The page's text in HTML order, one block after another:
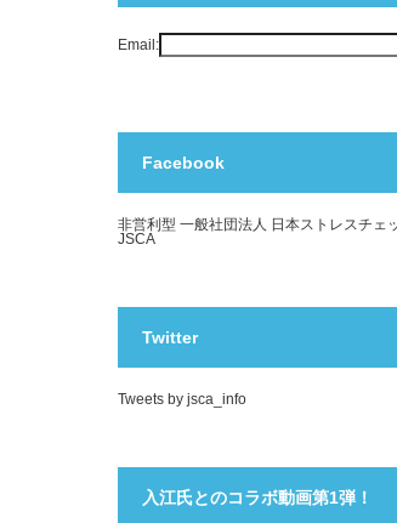
Email:
Facebook
非営利型 一般社団法人 日本ストレスチェ
JSCA
Twitter
Tweets by jsca_info
入江氏とのコラボ動画第1弾！